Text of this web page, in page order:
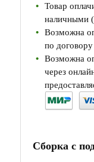
Товар
наличными
Возможна
по
Возможна
через
Сборка с